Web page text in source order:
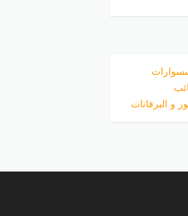
و البرفانات